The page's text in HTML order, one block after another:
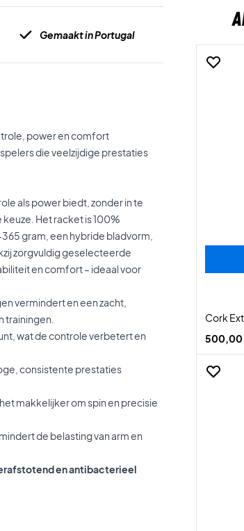
Gemaakt in Portugal
power en comfort
die veelzijdige prestaties
als power biedt, zonder in te
Het racket is 100%
gram, een hybride bladvorm,
zorgvuldig geselecteerde
en comfort – ideaal voor
vermindert en een zacht,
trainingen.
wat de controle verbetert en
consistente prestaties
makkelijker om spin en precisie
de belasting van arm en
en antibacterieel
Cork
500,00